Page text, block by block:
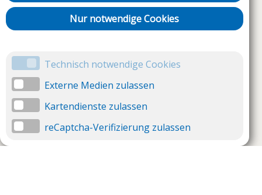
Nur notwendige Cookies
Technisch notwendige Cookies
Externe Medien zulassen
Kartendienste zulassen
reCaptcha-Verifizierung zulassen